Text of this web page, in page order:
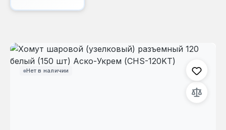
Нет в наличии
Пропустить галерею изображений